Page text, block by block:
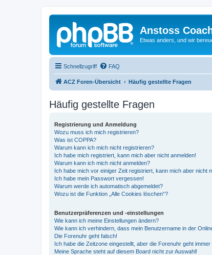
Anstoss
Etwas anders, und wir
Schnellzugriff FAQ
ACZ Foren-Übersicht Häufig gestellte Fragen
Häufig gestellte Fragen
Registrierung und Anmeldung
Wozu muss ich mich registrieren?
Was ist COPPA?
Warum kann ich mich nicht registrieren?
Ich habe mich registriert, kann mich aber nicht anmelden!
Warum kann ich mich nicht anmelden?
Ich habe mich vor einiger Zeit registriert, kann mich aber nicht
Ich habe mein Passwort vergessen!
Warum werde ich automatisch abgemeldet?
Wozu ist die Funktion „Alle Cookies löschen“?
Benutzerpräferenzen und -einstellungen
Wie kann ich meine Einstellungen ändern?
Wie kann ich verhindern, dass mein Benutzername in der
Die Forenuhr geht falsch!
Ich habe die Zeitzone eingestellt, aber die Forenuhr geht
Meine Sprache steht auf diesem Board nicht zur Auswahl!